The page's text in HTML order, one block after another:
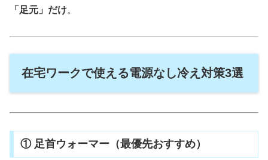
「足元」だけ。
在宅ワークで使える電源なし冷え対策3選
① 足首ウォーマー（最優先おすすめ）